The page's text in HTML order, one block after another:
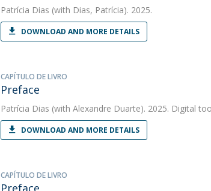
Patrícia Dias (with Dias, Patrícia). 2025.
DOWNLOAD AND MORE DETAILS
CAPÍTULO DE LIVRO
Preface
Patrícia Dias (with Alexandre Duarte). 2025. Digital
DOWNLOAD AND MORE DETAILS
CAPÍTULO DE LIVRO
Preface